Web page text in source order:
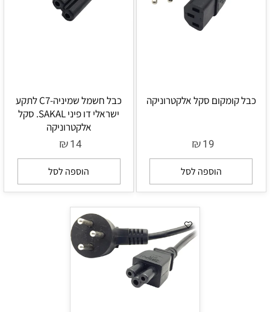
כבל קומקום סקל אלקטרוניקה
₪19
הוספה לסל
כבל חשמל שמיניה-C7 לתקע
ישראלי דו פיני SAKAL. סקל
אלקטרוניקה
₪14
הוספה לסל